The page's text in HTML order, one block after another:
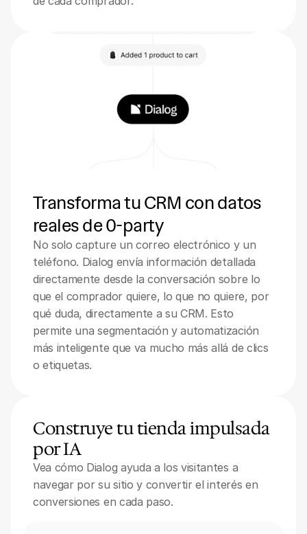
Transforma tu CRM con datos
reales de 0-party
No solo capture un correo electrónico y un
teléfono. Dialog envía información detallada
directamente desde la conversación sobre lo
que el comprador quiere, lo que no quiere, por
qué duda, directamente a su CRM. Esto
permite una segmentación y automatización
más inteligente que va mucho más allá de clics
o etiquetas.
Construye tu tienda impulsada
por IA
Vea cómo Dialog ayuda a los visitantes a
navegar por su sitio y convertir el interés en
conversiones en cada paso.